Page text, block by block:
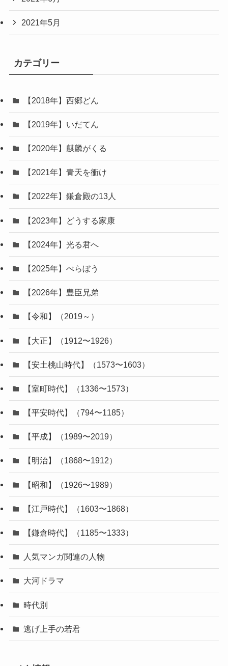
2021年5月
カテゴリー
【2018年】西郷どん
【2019年】いだてん
【2020年】麒麟がくる
【2021年】青天を衝け
【2022年】鎌倉殿の13人
【2023年】どうする家康
【2024年】光る君へ
【2025年】べらぼう
【2026年】豊臣兄弟
【令和】（2019～）
【大正】（1912〜1926）
【安土桃山時代】（1573〜1603）
【室町時代】（1336〜1573）
【平安時代】（794〜1185）
【平成】（1989〜2019）
【明治】（1868〜1912）
【昭和】（1926〜1989）
【江戸時代】（1603〜1868）
【鎌倉時代】（1185〜1333）
人気マンガ関連の人物
大河ドラマ
時代別
逃げ上手の若君